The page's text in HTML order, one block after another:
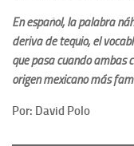
En español, la palabra
deriva de tequio, el
que pasa cuando ambas
origen mexicano más
Por: David Polo